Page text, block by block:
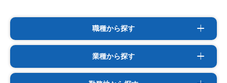
職種から探す
業種から探す